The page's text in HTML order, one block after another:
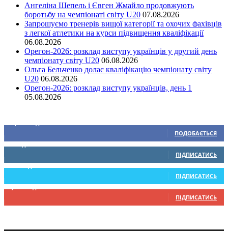
Ангеліна Шепель і Євген Жмайло продовжують
боротьбу на чемпіонаті світу U20 07.08.2026
Запрошуємо тренерів вищої категорії та охочих фахівців
з легкої атлетики на курси підвищення кваліфікації
06.08.2026
Орегон-2026: розклад виступу українців у другий день
чемпіонату світу U20 06.08.2026
Ольга Бельченко долає кваліфікацію чемпіонату світу
U20 06.08.2026
Орегон-2026: розклад виступу українців, день 1
05.08.2026
ПОДОБАЄТЬСЯ
0 Підписників
ПІДПИСАТИСЬ
234 Підписників
ПІДПИСАТИСЬ
9,370 Підписників
ПІДПИСАТИСЬ